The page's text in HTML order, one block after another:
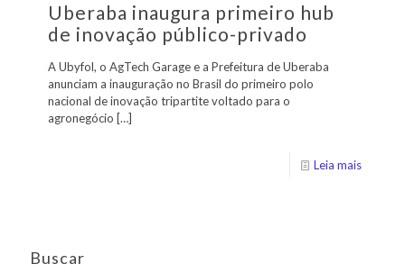
Uberaba inaugura primeiro hub
de inovação público-privado
A Ubyfol, o AgTech Garage e a Prefeitura de Uberaba
anunciam a inauguração no Brasil do primeiro polo
nacional de inovação tripartite voltado para o
agronegócio […]
Leia mais
Buscar